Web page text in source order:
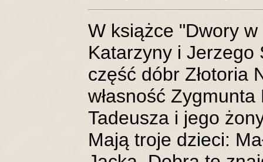
W książce "Dwory
Katarzyny i Jerzego
część dóbr Złotoria
własność
Tadeusza i jego
Mają troje dzieci: